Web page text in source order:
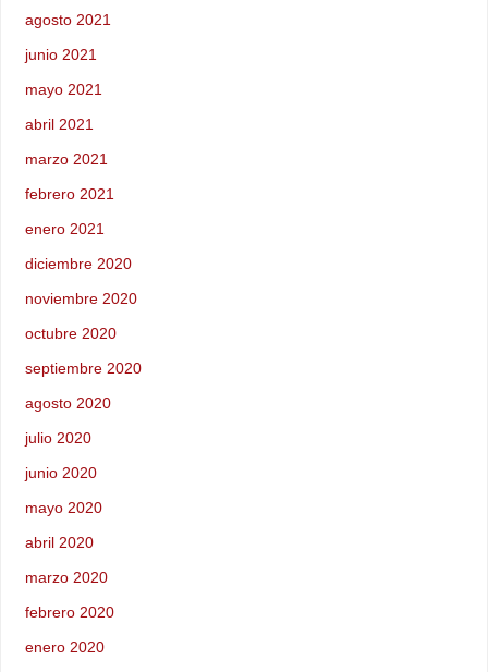
agosto 2021
junio 2021
mayo 2021
abril 2021
marzo 2021
febrero 2021
enero 2021
diciembre 2020
noviembre 2020
octubre 2020
septiembre 2020
agosto 2020
julio 2020
junio 2020
mayo 2020
abril 2020
marzo 2020
febrero 2020
enero 2020